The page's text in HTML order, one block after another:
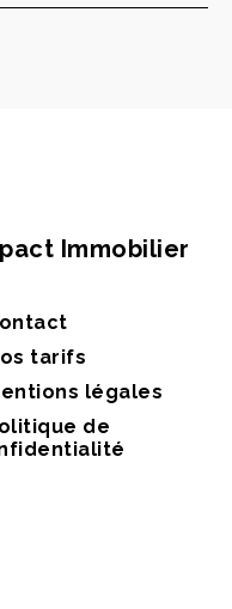
Immobilier
tarifs
légales
de